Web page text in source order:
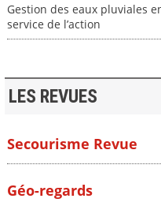
Gestion des eaux pluviales
service de l’action
LES REVUES
Secourisme Revue
Géo-regards